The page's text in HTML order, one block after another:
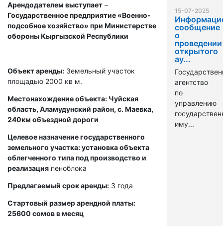
Арендодателем выступает –
Государственное предприятие «Военно-
подсобное хозяйство» при Министерстве
обороны Кыргызской Республики
Объект аренды: Земельный участок
площадью 2000 кв м.
Местонахождение объекта: Чуйская
область, Аламудунский район, с. Маевка,
240км объездной дороги
Целевое назначение государственного
земельного участка: установка объекта
облегченного типа под производство и
реализация пеноблока
Предлагаемый срок аренды: 3 года
Стартовый размер арендной платы:
25600 сомов в месяц
15-07-2025
сообщение
о
проведении
открытого
ау...
агентство
по
управлению
иму...